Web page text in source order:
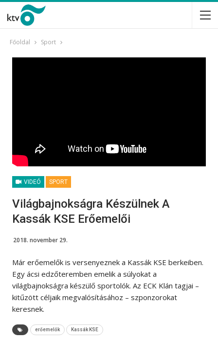
Főoldal Sport
VIDEÓ SPORT
Világbajnokságra Készülnek A
Kassák KSE Erőemelői
2018. november 29.
Már erőemelők is versenyeznek a Kassák KSE berkeiben.
Egy ácsi edzőteremben emelik a súlyokat a
világbajnokságra készülő sportolók. Az ECK Klán tagjai –
kitűzött céljaik megvalósításához – szponzorokat
keresnek.
erőemelők Kassák KSE